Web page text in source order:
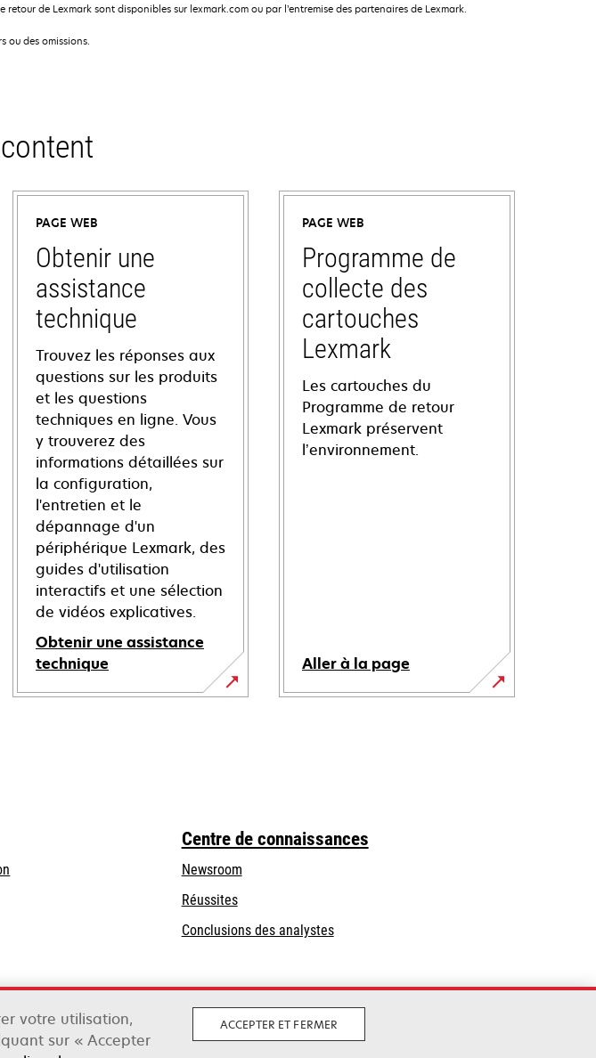
de Lexmark sont disponibles sur lexmark.com ou par l’entremise des partenaires de Lexmark.
ou des omissions.
PAGE WEB
Obtenir une
assistance
technique
Trouvez les réponses aux
questions sur les produits
et les questions
techniques en ligne. Vous
y trouverez des
informations détaillées sur
la configuration,
l'entretien et le
dépannage d'un
périphérique Lexmark, des
guides d'utilisation
interactifs et une sélection
de vidéos explicatives.
Obtenir une assistance
technique
s’ouvre
PAGE WEB
Programme de
collecte des
cartouches
Lexmark
Les cartouches du
Programme de retour
Lexmark préservent
l’environnement.
Aller à la page
Centre de connaissances
Newsroom
Réussites
Conclusions des analystes
votre utilisation,
sur « Accepter
ACCEPTER ET FERMER